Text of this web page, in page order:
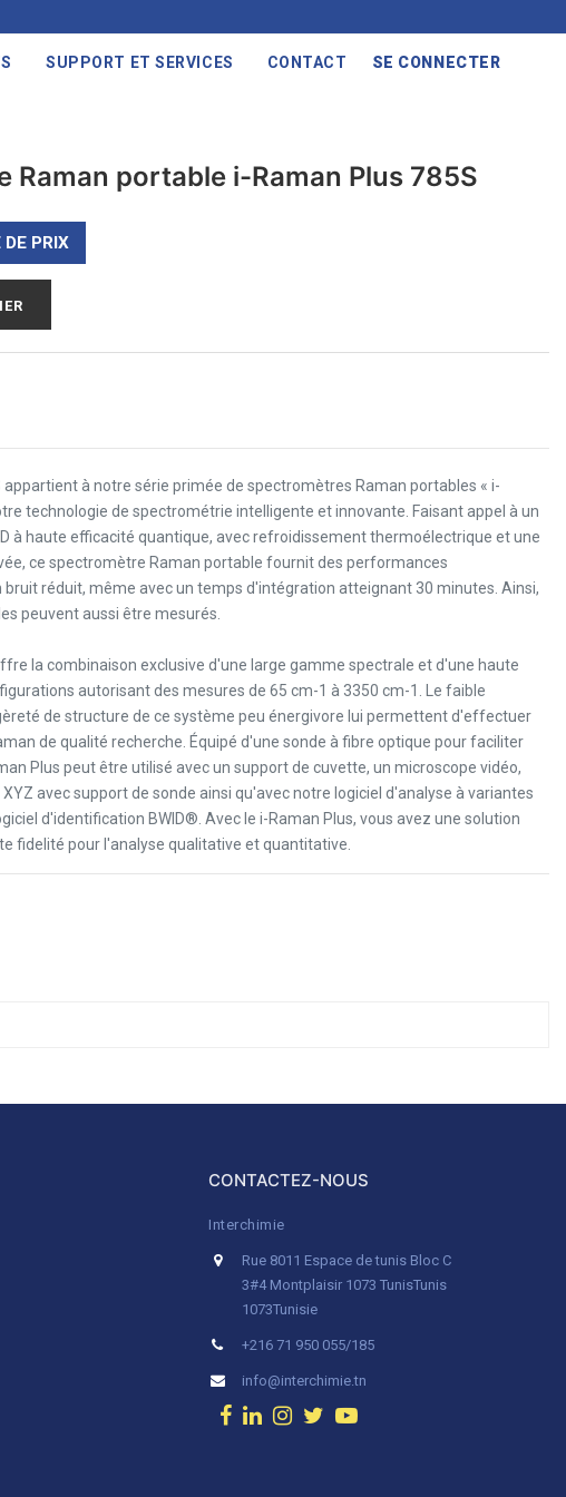
SUPPORT ET SERVICES CONTACT SE CONNECTER
Raman portable i-Raman Plus 785S
DE PRIX
appartient à notre série primée de spectromètres Raman portables « i-
technologie de spectrométrie intelligente et innovante. Faisant appel à un
à haute efficacité quantique, avec refroidissement thermoélectrique et une
ce spectromètre Raman portable fournit des performances
bruit réduit, même avec un temps d'intégration atteignant 30 minutes. Ainsi,
peuvent aussi être mesurés.
la combinaison exclusive d'une large gamme spectrale et d'une haute
autorisant des mesures de 65 cm-1 à 3350 cm-1. Le faible
de structure de ce système peu énergivore lui permettent d'effectuer
de qualité recherche. Équipé d'une sonde à fibre optique pour faciliter
Plus peut être utilisé avec un support de cuvette, un microscope vidéo,
avec support de sonde ainsi qu'avec notre logiciel d'analyse à variantes
d'identification BWID®. Avec le i-Raman Plus, vous avez une solution
fidelité pour l'analyse qualitative et quantitative.
CONTACTEZ-NOUS
Interchimie
Rue 8011 Espace de tunis Bloc C
3#4 Montplaisir 1073 TunisTunis
1073Tunisie
+216 71 950 055/185
info@interchimie.tn